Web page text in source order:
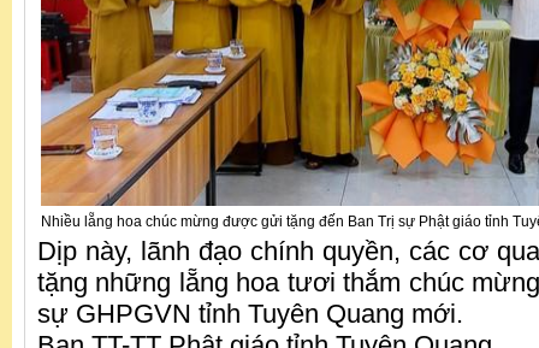
Nhiều lẵng hoa chúc mừng được gửi tặng đến Ban Trị sự Phật giáo tỉnh
Dịp này, lãnh đạo chính quyền, các cơ
tặng những lẵng hoa tươi thắm chúc
sự GHPGVN tỉnh Tuyên Quang mới.